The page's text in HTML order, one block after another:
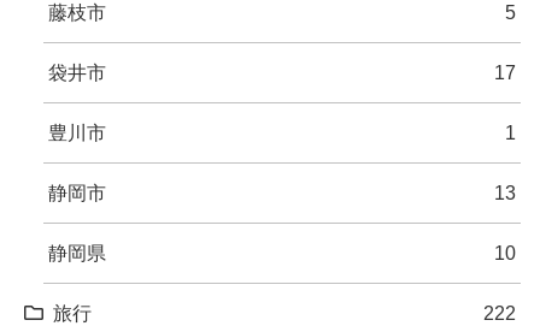
藤枝市 5
袋井市 17
豊川市 1
静岡市 13
静岡県 10
旅行 222